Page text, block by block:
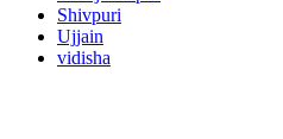
Shivpuri
Ujjain
vidisha